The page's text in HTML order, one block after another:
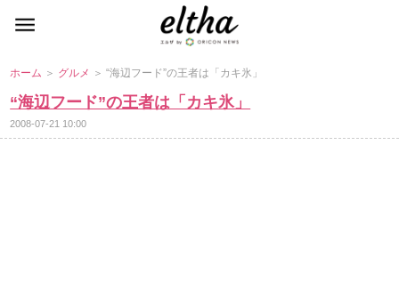
ホーム ＞ グルメ ＞ “海辺フード”の王者は「カキ氷」
“海辺フード”の王者は「カキ氷」
2008-07-21 10:00